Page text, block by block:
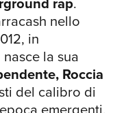
i
con i due
da Marz,
e tre
Calcutta e
nello
in
la sua
Roccia
del calibro di